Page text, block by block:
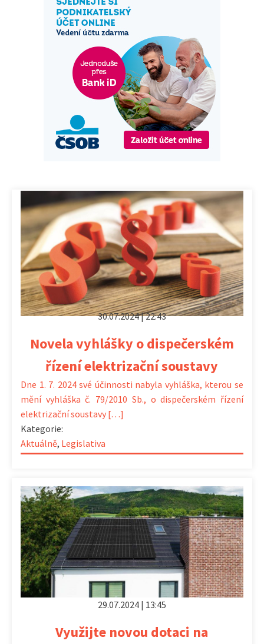
30.07.2024 | 22:43
Novela vyhlášky o dispečerském
řízení elektrizační soustavy
Dne 1. 7. 2024 své účinnosti nabyla vyhláška, kterou se
mění vyhláška č. 79/2010 Sb., o dispečerském řízení
elektrizační soustavy […]
Kategorie:
Aktuálně, Legislativa
29.07.2024 | 13:45
Využijte novou dotaci na